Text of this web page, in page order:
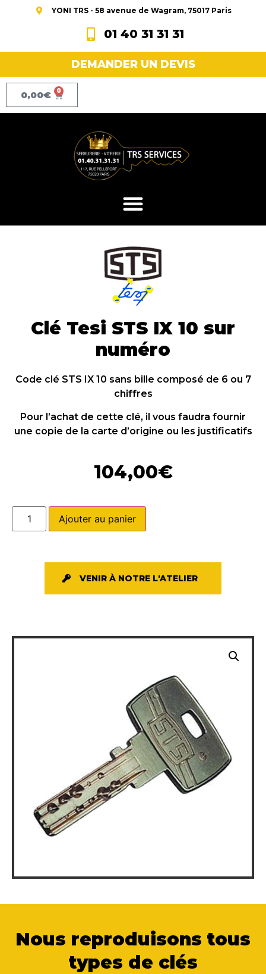
YONI TRS - 58 avenue de Wagram, 75017 Paris
01 40 31 31 31
DEMANDER UN DEVIS
0,00€ 0
Clé Tesi STS IX 10 sur
numéro
Code clé STS IX 10 sans bille composé de 6 ou 7
chiffres
Pour l’achat de cette clé, il vous faudra fournir
une copie de la carte d’origine ou les justificatifs
104,00€
Ajouter au panier
VENIR À NOTRE L'ATELIER
Nous reproduisons tous
types de clés